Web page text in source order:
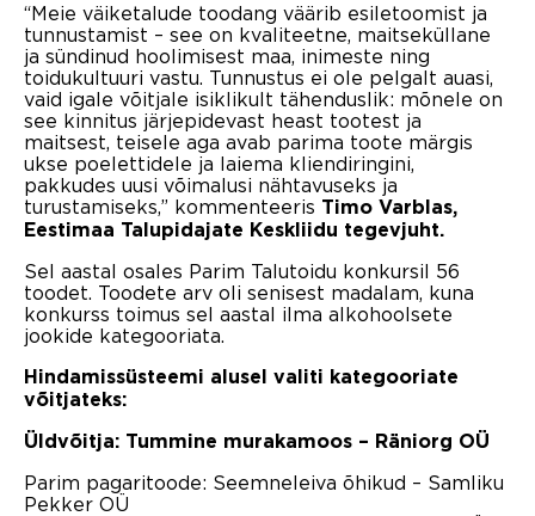
“Meie väiketalude toodang väärib esiletoomist ja
tunnustamist – see on kvaliteetne, maitseküllane
ja sündinud hoolimisest maa, inimeste ning
toidukultuuri vastu. Tunnustus ei ole pelgalt auasi,
vaid igale võitjale isiklikult tähenduslik: mõnele on
see kinnitus järjepidevast heast tootest ja
maitsest, teisele aga avab parima toote märgis
ukse poelettidele ja laiema kliendiringini,
pakkudes uusi võimalusi nähtavuseks ja
turustamiseks,” kommenteeris Timo Varblas,
Eestimaa Talupidajate Keskliidu tegevjuht.
Sel aastal osales Parim Talutoidu konkursil 56
toodet. Toodete arv oli senisest madalam, kuna
konkurss toimus sel aastal ilma alkohoolsete
jookide kategooriata.
Hindamissüsteemi alusel valiti kategooriate
võitjateks:
Üldvõitja: Tummine murakamoos – Räniorg OÜ
Parim pagaritoode: Seemneleiva õhikud – Samliku
Pekker OÜ